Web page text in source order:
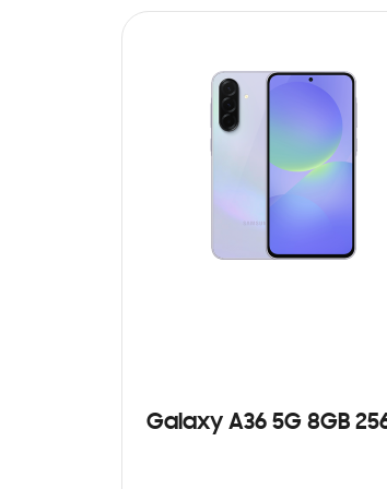
Galaxy A36 5G 8GB